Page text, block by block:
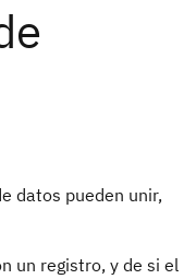
datos pueden unir,
un registro, y de si el